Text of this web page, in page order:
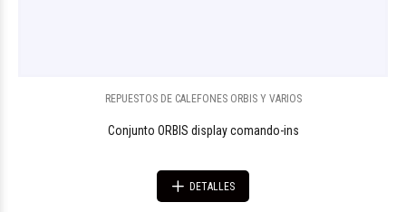
REPUESTOS DE CALEFONES ORBIS Y VARIOS
Conjunto ORBIS display comando-ins
DETALLES